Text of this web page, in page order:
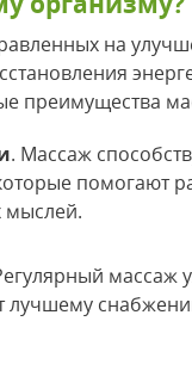
на
преимущества
. Массаж
помогают
мыслей.
массаж
лучшему